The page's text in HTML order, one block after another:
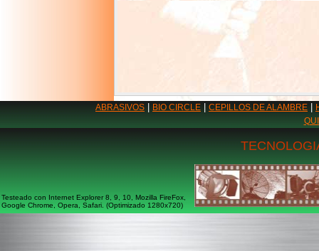
ABRASIVOS BIO CIRCLE CEPILLOS DE ALAMBRE
Testeado con Internet Explorer 8, 9, 10, Mozilla FireFox,
Google Chrome, Opera, Safari. (Optimizado 1280x720)